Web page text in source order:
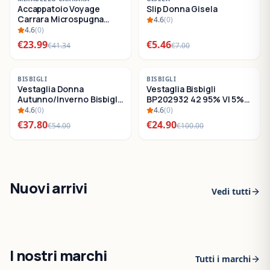
SALDI
Accappatoio Voyage
Carrara Microspugna
Cotone
4.6(0)
€23.99€41.34
SALDI
Slip Donna Gisela
4.6(0)
€5.46€7.00
-30 %
SALDI
BISBIGLI
Vestaglia Donna
Autunno/Inverno Bisbigli
BO288632
4.6(0)
€37.80€54.00
-75 %
SALDI
BISBIGLI
Vestaglia Bisbigli
BP202932 42 95% VI 5%
EA4.6(0)
€24.90€100.00
Nuovi arrivi Vedi tutti
I nostri marchi Tutti i marchi